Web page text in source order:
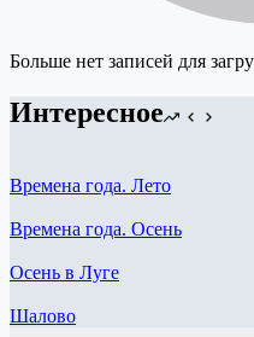
Больше нет записей для
Интересное
Времена года. Лето
Времена года. Осень
Осень в Луге
Шалово